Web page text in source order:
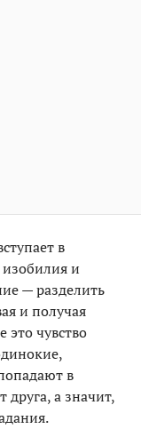
в
и
— разделить
и получая
чувство
в
друга, а значит,